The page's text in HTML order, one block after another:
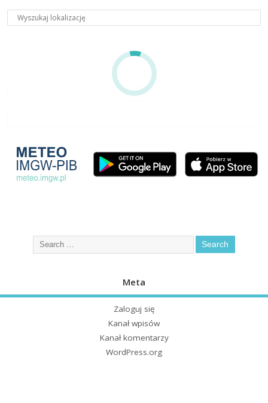
Meta
Zaloguj się
Kanał wpisów
Kanał komentarzy
WordPress.org